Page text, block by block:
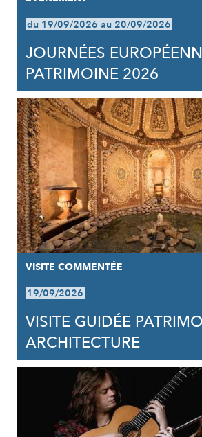
du 19/09/2026 au 20/09/2026
JOURNÉES
PATRIMOINE 2026
VISITE COMMENTÉE
19/09/2026
VISITE GUIDÉE
ARCHITECTURE